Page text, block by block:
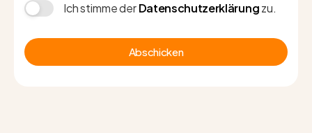
Ich stimme derDatenschutzerklärungzu.
Abschicken